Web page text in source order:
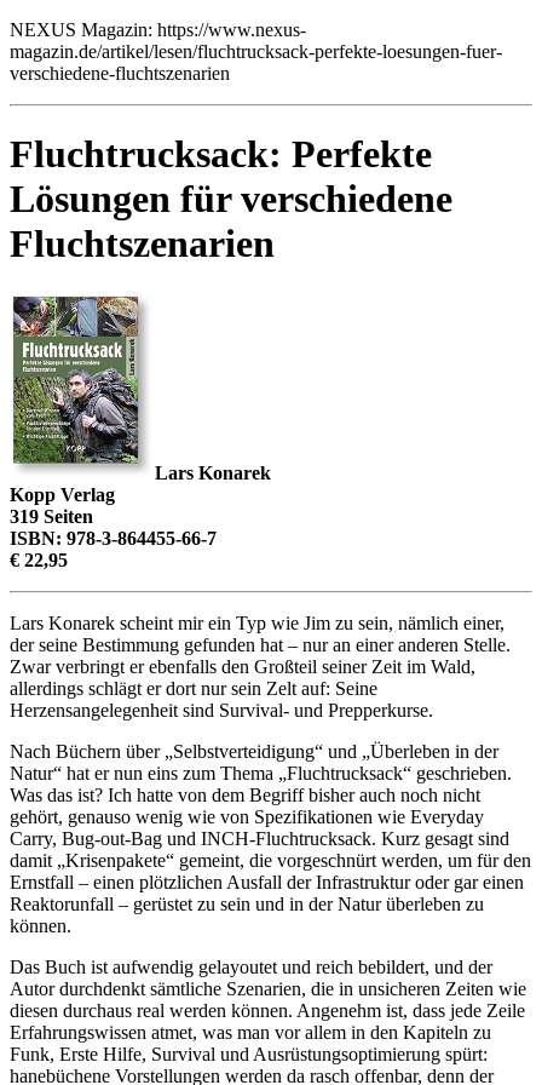
NEXUS Magazin: https://www.nexus-
magazin.de/artikel/lesen/fluchtrucksack-perfekte-loesungen-fuer-
verschiedene-fluchtszenarien
Fluchtrucksack: Perfekte
Lösungen für verschiedene
Fluchtszenarien
Lars Konarek
Kopp Verlag
319 Seiten
ISBN: 978-3-864455-66-7
€ 22,95
Lars Konarek scheint mir ein Typ wie Jim zu sein, nämlich einer,
der seine Bestimmung gefunden hat – nur an einer anderen Stelle.
Zwar verbringt er ebenfalls den Großteil seiner Zeit im Wald,
allerdings schlägt er dort nur sein Zelt auf: Seine
Herzensangelegenheit sind Survival- und Prepperkurse.
Nach Büchern über „Selbstverteidigung“ und „Überleben in der
Natur“ hat er nun eins zum Thema „Fluchtrucksack“ geschrieben.
Was das ist? Ich hatte von dem Begriff bisher auch noch nicht
gehört, genauso wenig wie von Spezifikationen wie Every­day
Carry, Bug-out-Bag und INCH-Fluchtrucksack. Kurz gesagt sind
damit „Krisenpakete“ gemeint, die vorgeschnürt werden, um für den
Ernstfall – einen plötzlichen Ausfall der Infrastruktur oder gar einen
Reaktorunfall – gerüstet zu sein und in der Natur überleben zu
können.
Das Buch ist aufwendig gelayoutet und reich bebildert, und der
Autor durchdenkt sämtliche Szenarien, die in unsicheren Zeiten wie
diesen durchaus real werden können. Angenehm ist, dass jede Zeile
Erfahrungswissen atmet, was man vor allem in den Kapiteln zu
Funk, Erste Hilfe, Survival und Ausrüstungsoptimierung spürt:
hanebüchene Vorstellungen werden da rasch offenbar, denn der